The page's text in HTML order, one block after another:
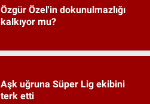
Özgür Özel'in dokunulmazlığı
kalkıyor mu?
Aşk uğruna Süper Lig ekibini
terk etti